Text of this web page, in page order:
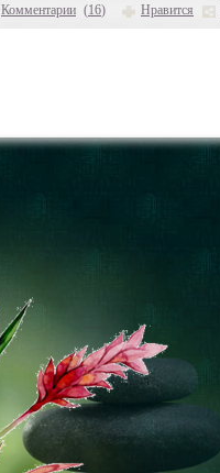
Комментарии (16) Нравится